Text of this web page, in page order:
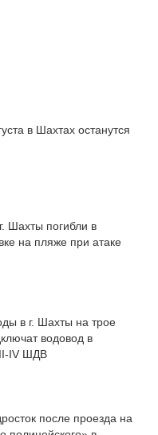
в Шахтах останутся
Шахты погибли в
на пляже при атаке
в г. Шахты на трое
водовод в
IV ШДВ
после проезда на